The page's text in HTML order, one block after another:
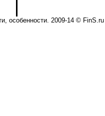
особенности. 2009-14 © FinS.ru